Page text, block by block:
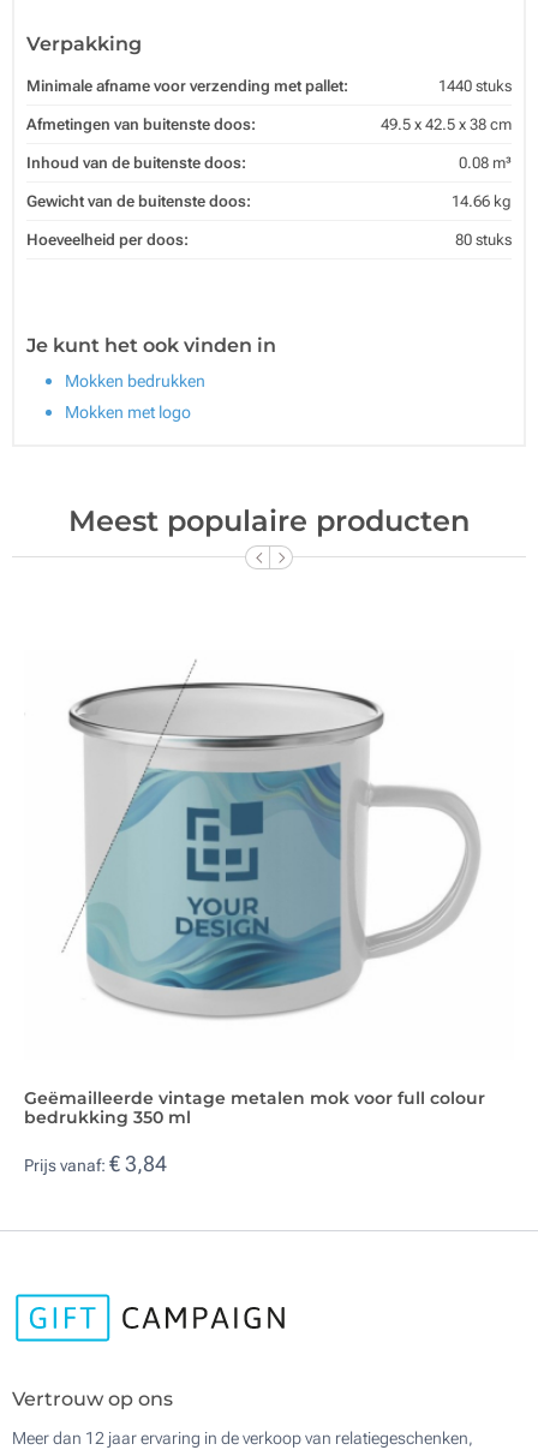
Verpakking
Minimale afname voor verzending met pallet: 1440 stuks
Afmetingen van buitenste doos: 49.5 x 42.5 x 38 cm
Inhoud van de buitenste doos: 0.08 m³
Gewicht van de buitenste doos: 14.66 kg
Hoeveelheid per doos: 80 stuks
Je kunt het ook vinden in
Mokken bedrukken
Mokken met logo
Meest populaire producten
Geëmailleerde vintage metalen mok voor full colour
bedrukking 350 ml
Prijs vanaf: € 3,84
Vertrouw op ons
Meer dan 12 jaar ervaring in de verkoop van relatiegeschenken,